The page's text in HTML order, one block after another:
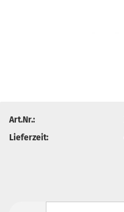
Art.Nr.:
Lieferzeit: